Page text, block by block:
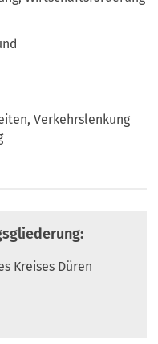
Verkehrslenkung
Kreises Düren